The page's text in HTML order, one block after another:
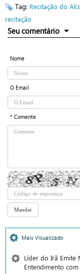
Tag: Recitação do
recitação
Seu comentário
Nome
O Email
* Comente
Mais Visualizado
Líder do Irã Emite
Entendimento com